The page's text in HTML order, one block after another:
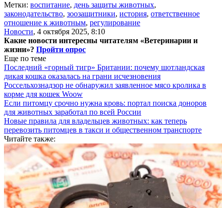
Метки: воспитание, день защиты животных,
законодательство, зоозащитники, история, ответственное
отношение к животным, регулирование
Новости, 4 октября 2025, 8:10
Какие новости интересны читателям «Ветеринарии и
жизни»? Пройти опрос
Еще по теме
Последний «горный тигр» Британии: почему шотландская
дикая кошка оказалась на грани исчезновения
Россельхознадзор не обнаружил заявленное мясо кролика в
корме для кошек Woow
Если питомцу срочно нужна кровь: портал поиска доноров
для животных заработал по всей России
Новые правила для владельцев животных: как теперь
перевозить питомцев в такси и общественном транспорте
Читайте также: